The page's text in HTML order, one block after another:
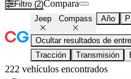
Filtro (2)Compara
Jeep Compass Año
Ocultar resultados de
Tracción
Transmisión
222 vehículos encontrados